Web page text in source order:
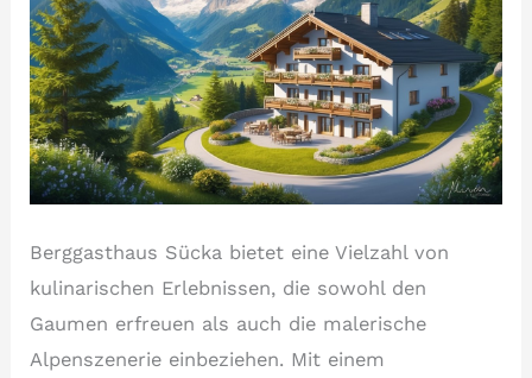
Berggasthaus Sücka bietet eine Vielzahl von
kulinarischen Erlebnissen, die sowohl den
Gaumen erfreuen als auch die malerische
Alpenszenerie einbeziehen. Mit einem